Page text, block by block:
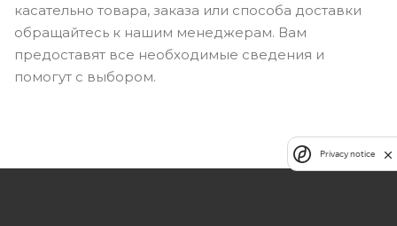
касательно товара, заказа или способа доставки
обращайтесь к нашим менеджерам. Вам
предоставят все необходимые сведения и
помогут с выбором.
Privacy notice